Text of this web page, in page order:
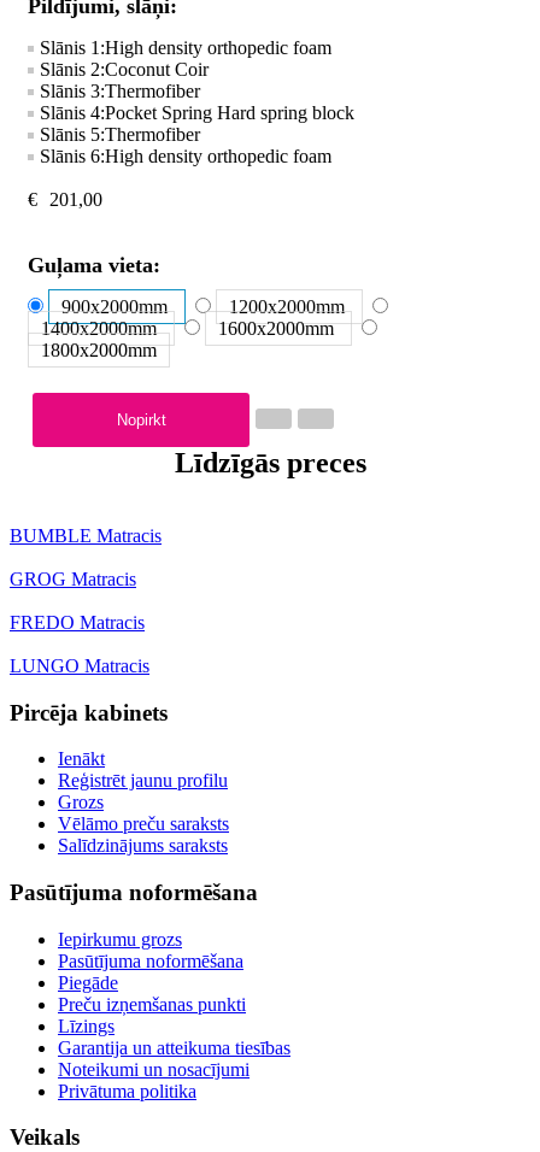
Pildījumi, slāņi:
Slānis 1:High density orthopedic foam
Slānis 2:Coconut Coir
Slānis 3:Thermofiber
Slānis 4:Pocket Spring Hard spring block
Slānis 5:Thermofiber
Slānis 6:High density orthopedic foam
€ 201,00
Guļama vieta:
900x2000mm 1200x2000mm
1400x2000mm 1600x2000mm
1800x2000mm
Nopirkt
Līdzīgās preces
BUMBLE Matracis
GROG Matracis
FREDO Matracis
LUNGO Matracis
Pircēja kabinets
Ienākt
Reģistrēt jaunu profilu
Grozs
Vēlāmo preču saraksts
Salīdzinājums saraksts
Pasūtījuma noformēšana
Iepirkumu grozs
Pasūtījuma noformēšana
Piegāde
Preču izņemšanas punkti
Līzings
Garantija un atteikuma tiesības
Noteikumi un nosacījumi
Privātuma politika
Veikals